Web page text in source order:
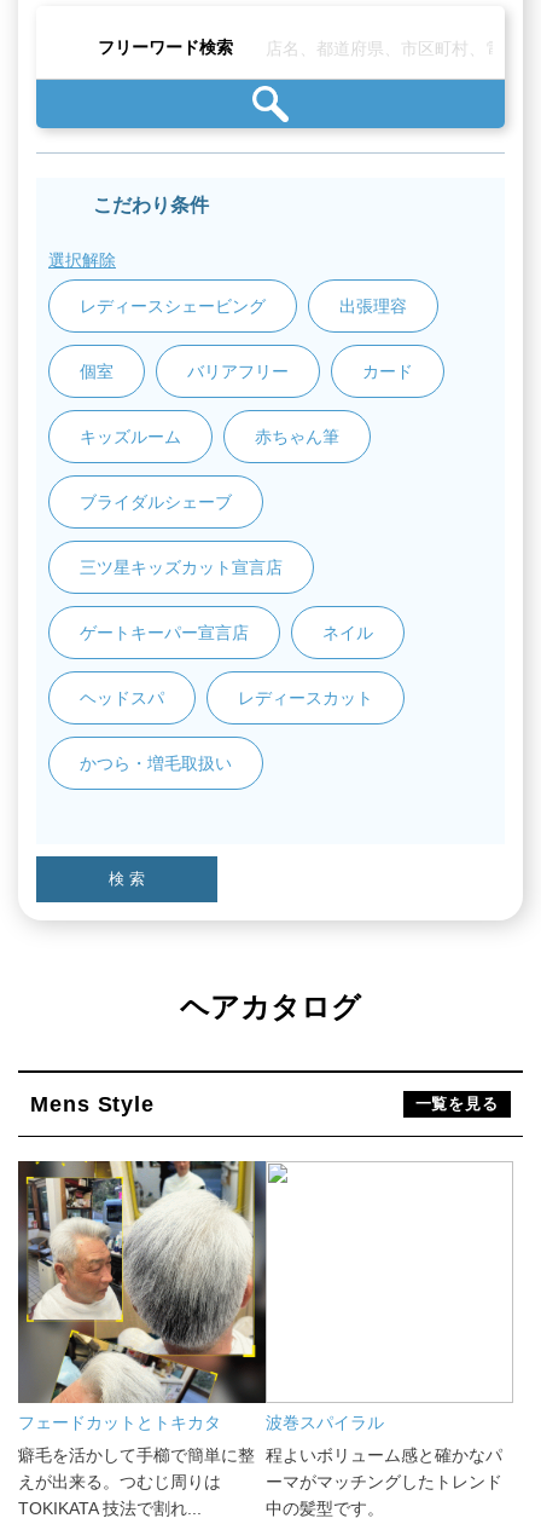
フリーワード検索
こだわり条件
選択解除
レディースシェービング 出張理容
個室 バリアフリー カード
キッズルーム 赤ちゃん筆
ブライダルシェーブ
三ツ星キッズカット宣言店
ゲートキーパー宣言店 ネイル
ヘッドスパ レディースカット
かつら・増毛取扱い
ヘアカタログ
Mens Style 一覧を見る
フェードカットとトキカタ
癖毛を活かして手櫛で簡単に整
えが出来る。つむじ周りは
TOKIKATA 技法で割れ...
波巻スパイラル
程よいボリューム感と確かなパ
ーマがマッチングしたトレンド
中の髪型です。